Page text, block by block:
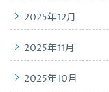
2025年12月
2025年11月
2025年10月